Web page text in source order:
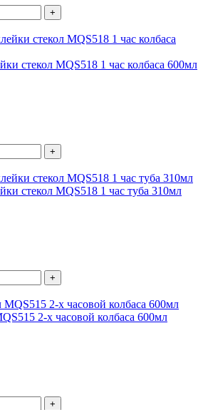
+
стекол MQS518 1 час колбаса 600мл
+
стекол MQS518 1 час туба 310мл
+
2-х часовой колбаса 600мл
+